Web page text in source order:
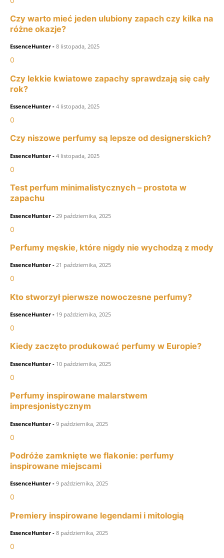
Czy warto mieć jeden ulubiony zapach czy kilka na
różne okazje?
EssenceHunter - 8 listopada, 2025
0
Czy lekkie kwiatowe zapachy sprawdzają się cały
rok?
EssenceHunter - 4 listopada, 2025
0
Czy niszowe perfumy są lepsze od designerskich?
EssenceHunter - 4 listopada, 2025
0
Test perfum minimalistycznych – prostota w
zapachu
EssenceHunter - 29 października, 2025
0
Perfumy męskie, które nigdy nie wychodzą z mody
EssenceHunter - 21 października, 2025
0
Kto stworzył pierwsze nowoczesne perfumy?
EssenceHunter - 19 października, 2025
0
Kiedy zaczęto produkować perfumy w Europie?
EssenceHunter - 10 października, 2025
0
Perfumy inspirowane malarstwem
impresjonistycznym
EssenceHunter - 9 października, 2025
0
Podróże zamknięte we flakonie: perfumy
inspirowane miejscami
EssenceHunter - 9 października, 2025
0
Premiery inspirowane legendami i mitologią
EssenceHunter - 8 października, 2025
0